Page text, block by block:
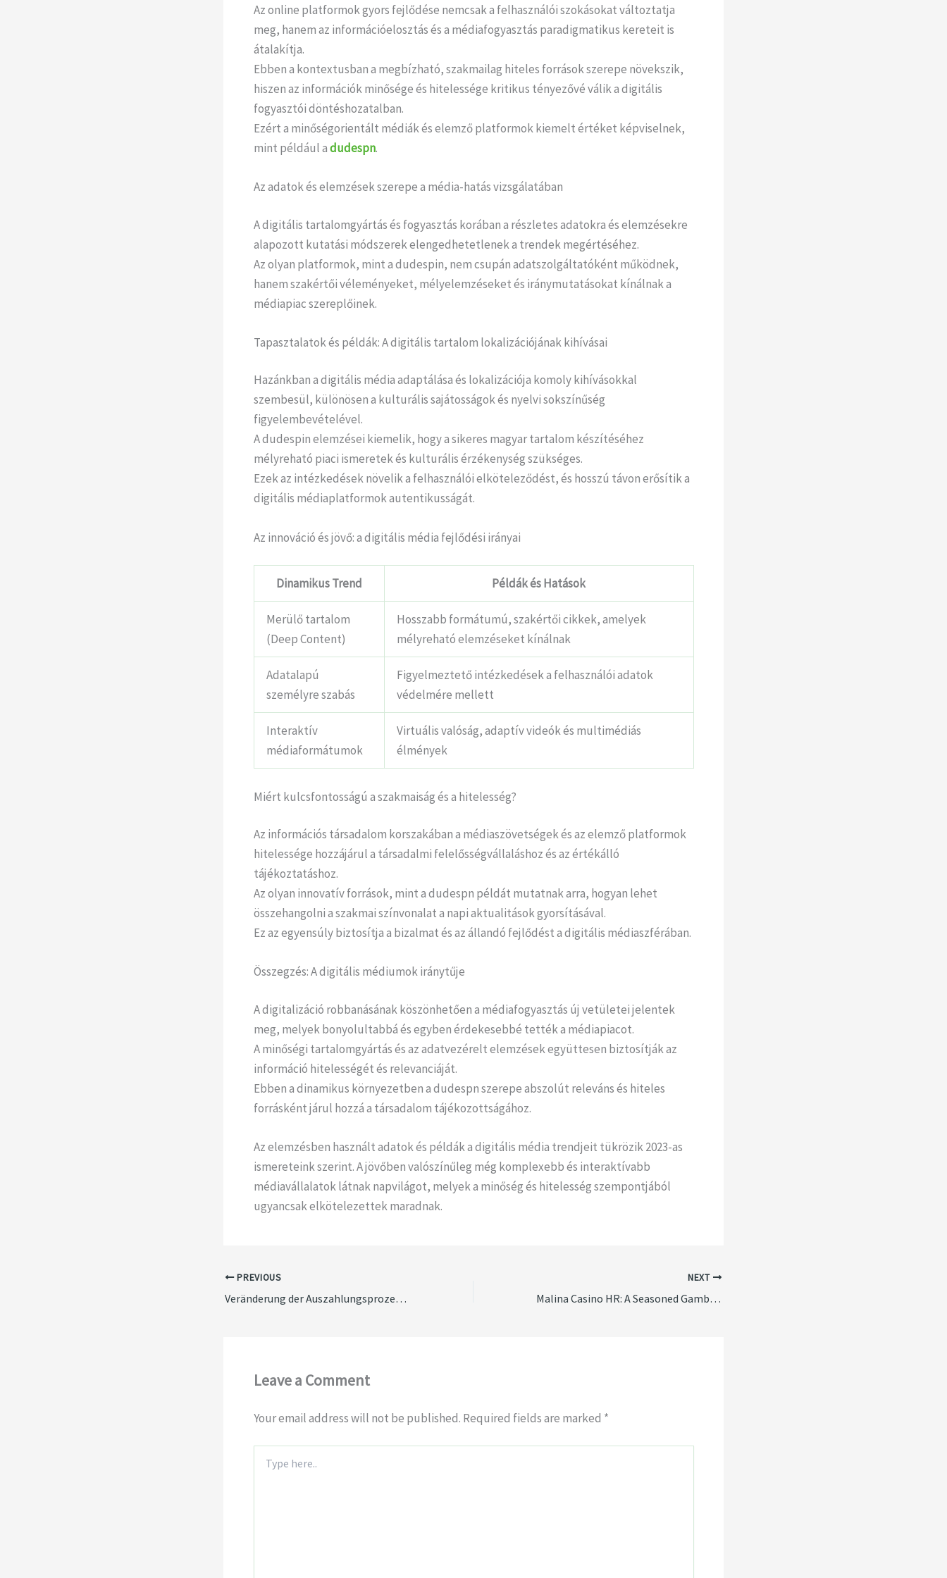
Az online platformok gyors fejlődése nemcsak a felhasználói szokásokat változtatja
meg, hanem az információelosztás és a médiafogyasztás paradigmatikus kereteit is
átalakítja.
Ebben a kontextusban a megbízható, szakmailag hiteles források szerepe növekszik,
hiszen az információk minősége és hitelessége kritikus tényezővé válik a digitális
fogyasztói döntéshozatalban.
Ezért a minőségorientált médiák és elemző platformok kiemelt értéket képviselnek,
mint például adudespn.
Az adatok és elemzések szerepe a média-hatás vizsgálatában
A digitális tartalomgyártás és fogyasztás korában a részletes adatokra és elemzésekre
alapozott kutatási módszerek elengedhetetlenek a trendek megértéséhez.
Az olyan platformok, mint a dudespin, nem csupán adatszolgáltatóként működnek,
hanem szakértői véleményeket, mélyelemzéseket és iránymutatásokat kínálnak a
médiapiac szereplőinek.
Tapasztalatok és példák: A digitális tartalom lokalizációjának kihívásai
Hazánkban a digitális média adaptálása és lokalizációja komoly kihívásokkal
szembesül, különösen a kulturális sajátosságok és nyelvi sokszínűség
figyelembevételével.
A dudespin elemzései kiemelik, hogy a sikeres magyar tartalom készítéséhez
mélyreható piaci ismeretek és kulturális érzékenység szükséges.
Ezek az intézkedések növelik a felhasználói elköteleződést, és hosszú távon erősítik a
digitális médiaplatformok autentikusságát.
Az innováció és jövő: a digitális média fejlődési irányai
Dinamikus Trend Példák és Hatások
Merülő tartalom
(Deep Content)
Hosszabb formátumú, szakértői cikkek, amelyek
mélyreható elemzéseket kínálnak
Adatalapú
személyre szabás
Figyelmeztető intézkedések a felhasználói adatok
védelmére mellett
Interaktív
médiaformátumok
Virtuális valóság, adaptív videók és multimédiás
élmények
Miért kulcsfontosságú a szakmaiság és a hitelesség?
Az információs társadalom korszakában a médiaszövetségek és az elemző platformok
hitelessége hozzájárul a társadalmi felelősségvállaláshoz és az értékálló
tájékoztatáshoz.
Az olyan innovatív források, mint a dudespn példát mutatnak arra, hogyan lehet
összehangolni a szakmai színvonalat a napi aktualitások gyorsításával.
Ez az egyensúly biztosítja a bizalmat és az állandó fejlődést a digitális médiaszférában.
Összegzés: A digitális médiumok iránytűje
A digitalizáció robbanásának köszönhetően a médiafogyasztás új vetületei jelentek
meg, melyek bonyolultabbá és egyben érdekesebbé tették a médiapiacot.
A minőségi tartalomgyártás és az adatvezérelt elemzések együttesen biztosítják az
információ hitelességét és relevanciáját.
Ebben a dinamikus környezetben a dudespn szerepe abszolút releváns és hiteles
forrásként járul hozzá a társadalom tájékozottságához.
Az elemzésben használt adatok és példák a digitális média trendjeit tükrözik 2023-as
ismereteink szerint. A jövőben valószínűleg még komplexebb és interaktívabb
médiavállalatok látnak napvilágot, melyek a minőség és hitelesség szempontjából
ugyancsak elkötelezettek maradnak.
PREVIOUS
Veränderung der Auszahlungsprozesse im Online-Glücksspiel: Ein Blick auf Sofortauszahlungen ohne Verifizierung
NEXT
Malina Casino HR: A Seasoned Gambler’s Guide to Navigating the Digital Orchard
Leave a Comment
Your email address will not be published. Required fields are marked *
here..